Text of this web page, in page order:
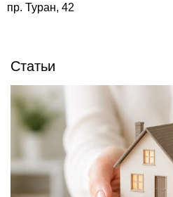
пр. Туран, 42
Статьи